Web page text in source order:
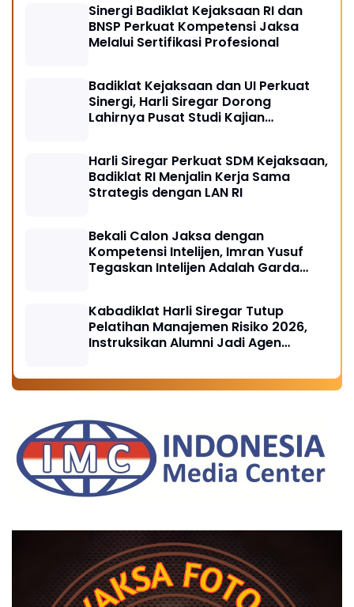
Sinergi Badiklat Kejaksaan RI dan
BNSP Perkuat Kompetensi Jaksa
Melalui Sertifikasi Profesional
Badiklat Kejaksaan dan UI Perkuat
Sinergi, Harli Siregar Dorong
Lahirnya Pusat Studi Kajian
Harli Siregar Perkuat SDM Kejaksaan,
Badiklat RI Menjalin Kerja Sama
Strategis dengan LAN RI
Bekali Calon Jaksa dengan
Kompetensi Intelijen, Imran Yusuf
Tegaskan Intelijen Adalah Garda
Kabadiklat Harli Siregar Tutup
Pelatihan Manajemen Risiko 2026,
Instruksikan Alumni Jadi Agen
Kejaksaan